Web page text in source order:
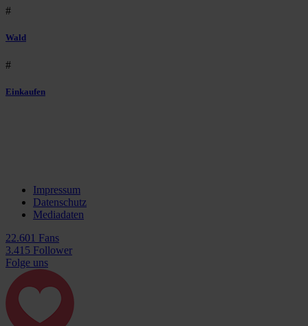
#
Wald
#
Einkaufen
Impressum
Datenschutz
Mediadaten
22.601 Fans
3.415 Follower
Folge uns